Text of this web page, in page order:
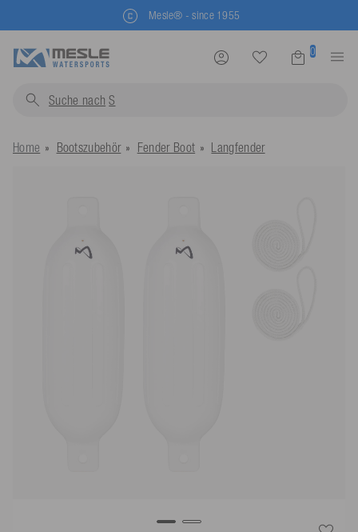
Mesle® - since 1955
0
Suche nach Schwimmwes
Home Bootszubehör Fender Boot Langfender